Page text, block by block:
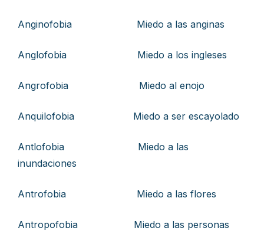
Anginofobia Miedo a las anginas
Anglofobia Miedo a los ingleses
Angrofobia Miedo al enojo
Anquilofobia Miedo a ser escayolado
Antlofobia Miedo a las
inundaciones
Antrofobia Miedo a las flores
Antropofobia Miedo a las personas